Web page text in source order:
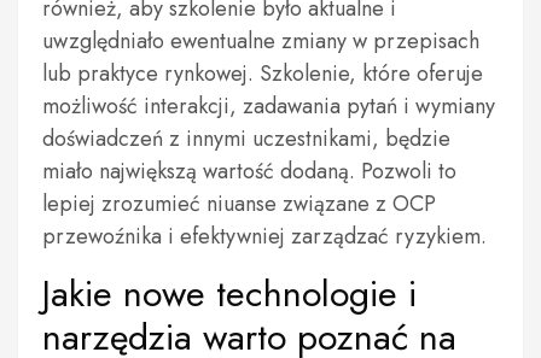
również, aby szkolenie było aktualne i
uwzględniało ewentualne zmiany w przepisach
lub praktyce rynkowej. Szkolenie, które oferuje
możliwość interakcji, zadawania pytań i wymiany
doświadczeń z innymi uczestnikami, będzie
miało największą wartość dodaną. Pozwoli to
lepiej zrozumieć niuanse związane z OCP
przewoźnika i efektywniej zarządzać ryzykiem.
Jakie nowe technologie i
narzędzia warto poznać na